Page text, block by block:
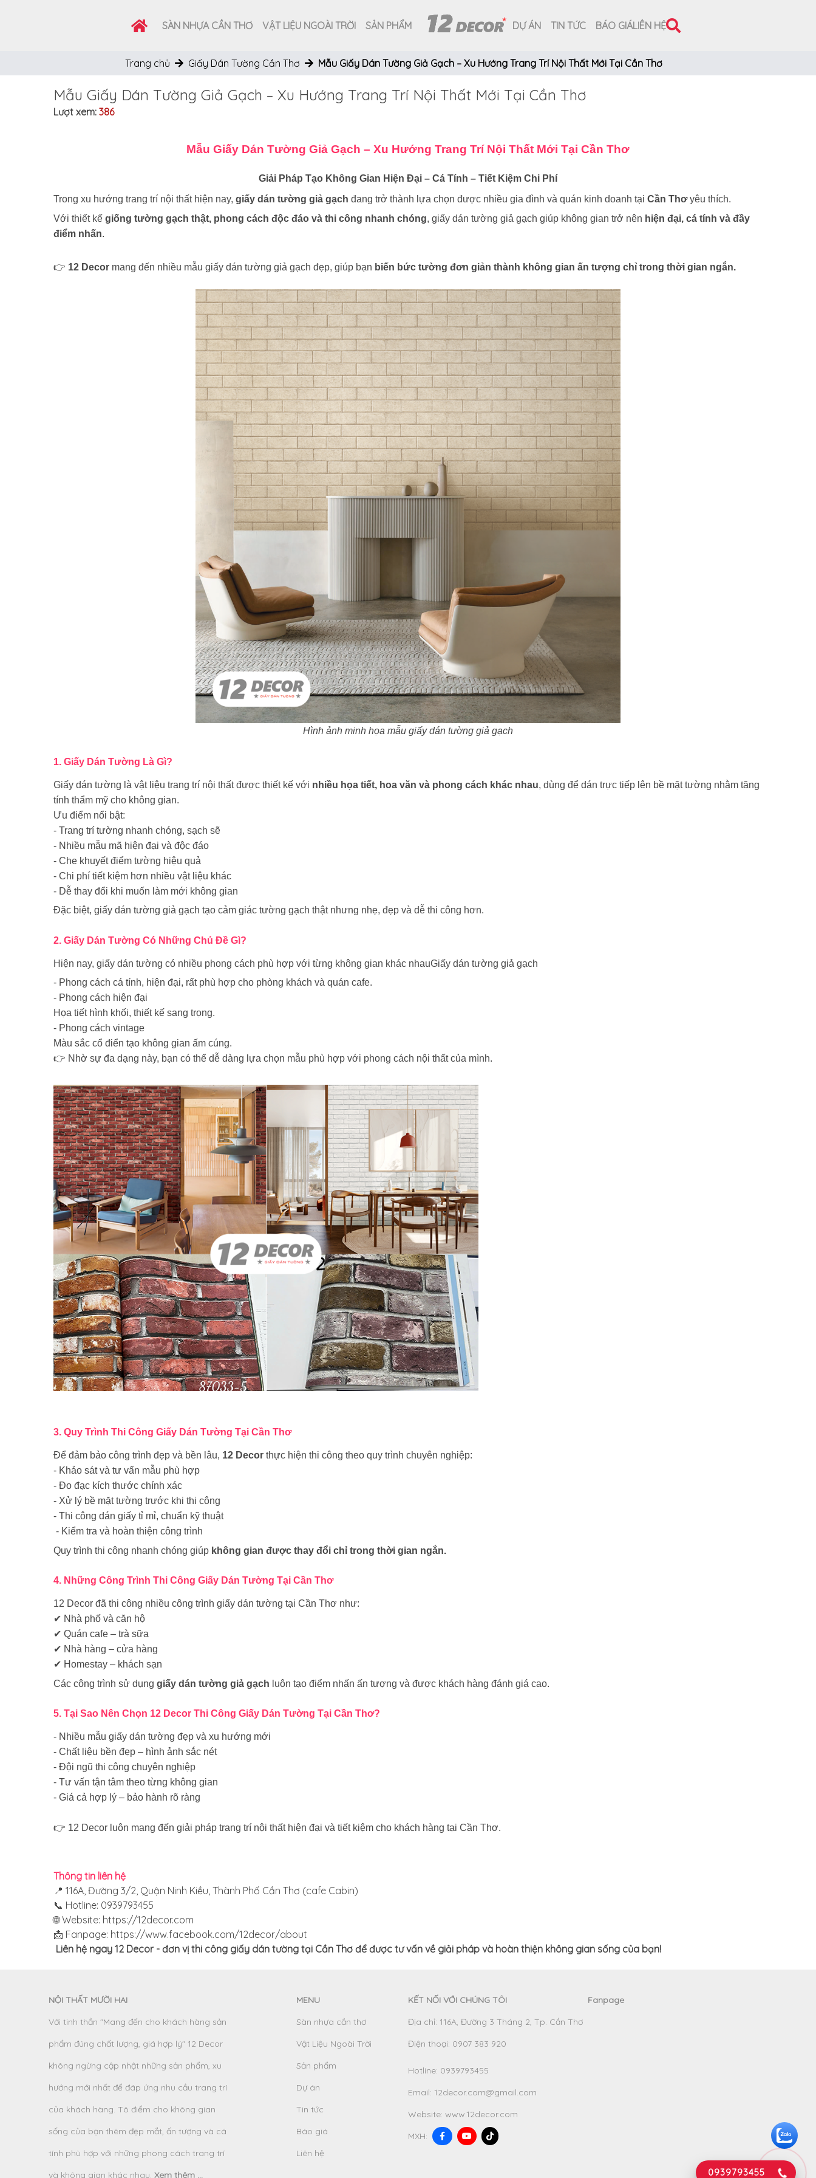
SÀN NHỰA CẦN THƠ VẬT LIỆU NGOÀI TRỜI SẢN PHẨM DỰ ÁN TIN TỨC BÁO GIÁLIÊN HỆ
0939793455
Trang chủ Giấy Dán Tường Cần Thơ Mẫu Giấy Dán Tường Giả Gạch – Xu Hướng Trang Trí Nội Thất Mới Tại Cần Thơ
Mẫu Giấy Dán Tường Giả Gạch – Xu Hướng Trang Trí Nội Thất Mới Tại Cần Thơ
Lượt xem: 386
Mẫu Giấy Dán Tường Giả Gạch – Xu Hướng Trang Trí Nội Thất Mới Tại Cần Thơ
Giải Pháp Tạo Không Gian Hiện Đại – Cá Tính – Tiết Kiệm Chi Phí
Trong xu hướng trang trí nội thất hiện nay, giấy dán tường giả gạch đang trở thành lựa chọn được nhiều gia đình và quán kinh doanh tại Cần Thơyêu thích.
Với thiết kế giống tường gạch thật, phong cách độc đáo và thi công nhanh chóng, giấy dán tường giả gạch giúp không gian trở nên hiện đại, cá tính và đầy
điểm nhấn.
👉 12 Decor mang đến nhiều mẫu giấy dán tường giả gạch đẹp, giúp bạn biến bức tường đơn giản thành không gian ấn tượng chỉ trong thời gian ngắn.
Hình ảnh minh họa mẫu giấy dán tường giả gạch
1. Giấy Dán Tường Là Gì?
Giấy dán tường là vật liệu trang trí nội thất được thiết kế với nhiều họa tiết, hoa văn và phong cách khác nhau, dùng để dán trực tiếp lên bề mặt tường nhằm tăng
tính thẩm mỹ cho không gian.
Ưu điểm nổi bật:
- Trang trí tường nhanh chóng, sạch sẽ
- Nhiều mẫu mã hiện đại và độc đáo
- Che khuyết điểm tường hiệu quả
- Chi phí tiết kiệm hơn nhiều vật liệu khác
- Dễ thay đổi khi muốn làm mới không gian
Đặc biệt, giấy dán tường giả gạch tạo cảm giác tường gạch thật nhưng nhẹ, đẹp và dễ thi công hơn.
2. Giấy Dán Tường Có Những Chủ Đề Gì?
Hiện nay, giấy dán tường có nhiều phong cách phù hợp với từng không gian khác nhauGiấy dán tường giả gạch
- Phong cách cá tính, hiện đại, rất phù hợp cho phòng khách và quán cafe.
- Phong cách hiện đại
Họa tiết hình khối, thiết kế sang trọng.
- Phong cách vintage
Màu sắc cổ điển tạo không gian ấm cúng.
👉 Nhờ sự đa dạng này, bạn có thể dễ dàng lựa chọn mẫu phù hợp với phong cách nội thất của mình.
3. Quy Trình Thi Công Giấy Dán Tường Tại Cần Thơ
Để đảm bảo công trình đẹp và bền lâu, 12 Decor thực hiện thi công theo quy trình chuyên nghiệp:
- Khảo sát và tư vấn mẫu phù hợp
- Đo đạc kích thước chính xác
- Xử lý bề mặt tường trước khi thi công
- Thi công dán giấy tỉ mỉ, chuẩn kỹ thuật
- Kiểm tra và hoàn thiện công trình
Quy trình thi công nhanh chóng giúp không gian được thay đổi chỉ trong thời gian ngắn.
4. Những Công Trình Thi Công Giấy Dán Tường Tại Cần Thơ
12 Decor đã thi công nhiều công trình giấy dán tường tại Cần Thơ như:
✔ Nhà phố và căn hộ
✔ Quán cafe – trà sữa
✔ Nhà hàng – cửa hàng
✔ Homestay – khách sạn
Các công trình sử dụng giấy dán tường giả gạch luôn tạo điểm nhấn ấn tượng và được khách hàng đánh giá cao.
5. Tại Sao Nên Chọn 12 Decor Thi Công Giấy Dán Tường Tại Cần Thơ?
- Nhiều mẫu giấy dán tường đẹp và xu hướng mới
- Chất liệu bền đẹp – hình ảnh sắc nét
- Đội ngũ thi công chuyên nghiệp
- Tư vấn tận tâm theo từng không gian
- Giá cả hợp lý – bảo hành rõ ràng
👉 12 Decor luôn mang đến giải pháp trang trí nội thất hiện đại và tiết kiệm cho khách hàng tại Cần Thơ.
Thông tin liên hệ
📍 116A, Đường 3/2, Quận Ninh Kiều, Thành Phố Cần Thơ (cafe Cabin)
📞 Hotline: 0939793455
🌐 Website: https://12decor.com
📩 Fanpage: https://www.facebook.com/12decor/about
Liên hệ ngay 12 Decor - đơn vị thi công giấy dán tường tại Cần Thơ để được tư vấn về giải pháp và hoàn thiện không gian sống của bạn!
NỘI THẤT MƯỜI HAI
Với tinh thần "Mang đến cho khách hàng sản
phẩm đúng chất lượng, giá hợp lý" 12 Decor
không ngừng cập nhật những sản phẩm, xu
hướng mới nhất để đáp ứng nhu cầu trang trí
của khách hàng. Tô điểm cho không gian
sống của bạn thêm đẹp mắt, ấn tượng và cá
tính phù hợp với những phong cách trang trí
và không gian khác nhau. Xem thêm ...
MENU
Sàn nhựa cần thơ
Vật Liệu Ngoài Trời
Sản phẩm
Dự án
Tin tức
Báo giá
Liên hệ
KẾT NỐI VỚI CHÚNG TÔI
Địa chỉ: 116A, Đường 3 Tháng 2, Tp. Cần Thơ
Điện thoại: 0907 383 920
Hotline: 0939793455
Email: 12decor.com@gmail.com
Website: www.12decor.com
MXH:
Fanpage